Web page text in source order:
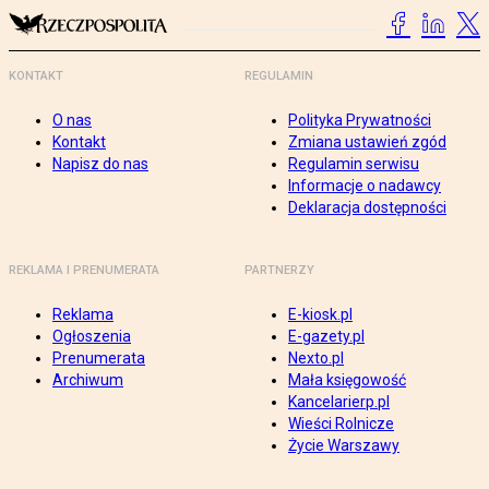
KONTAKT
O nas
Kontakt
Napisz do nas
REGULAMIN
Polityka Prywatności
Zmiana ustawień zgód
Regulamin serwisu
Informacje o nadawcy
Deklaracja dostępności
REKLAMA I PRENUMERATA
Reklama
Ogłoszenia
Prenumerata
Archiwum
PARTNERZY
E-kiosk.pl
E-gazety.pl
Nexto.pl
Mała księgowość
Kancelarierp.pl
Wieści Rolnicze
Życie Warszawy